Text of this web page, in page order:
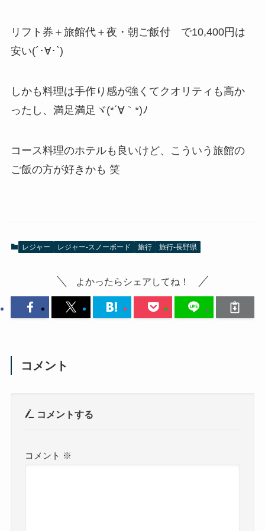
リフト券＋旅館代＋夜・朝ご飯付 で10,400円は
安い(´･∀･`)
しかも料理は手作り感が強くてクオリティも高か
ったし、満足満足ヾ(*´∀｀*)ﾉ
コース料理のホテルも良いけど、こういう旅館の
ご飯の方が好きかも 笑
レジャー レジャー-スノーボード 旅行 旅行-長野県
よかったらシェアしてね！
コメント
コメントする
コメント ※